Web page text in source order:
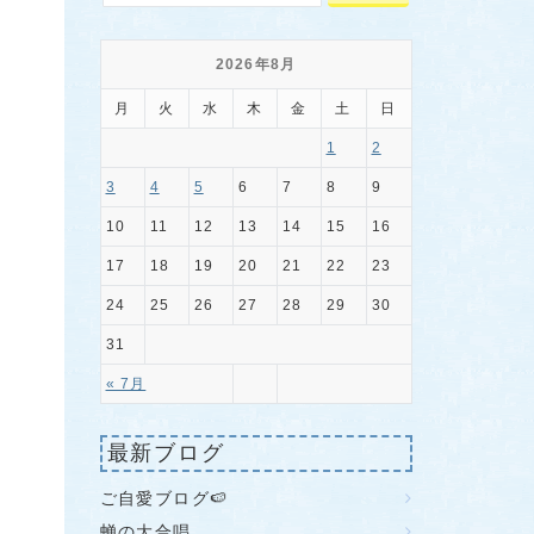
2026年8月
月 火 水 木 金 土 日
« 7月
1 2
3 4 5 6 7 8 9
10 11 12 13 14 15 16
17 18 19 20 21 22 23
24 25 26 27 28 29 30
31
最新ブログ
ご自愛ブログ🍉